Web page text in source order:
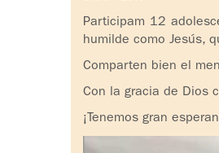
Participam 12
humilde como Jesús,
Comparten bien el
Con la gracia de Dios
¡Tenemos gran